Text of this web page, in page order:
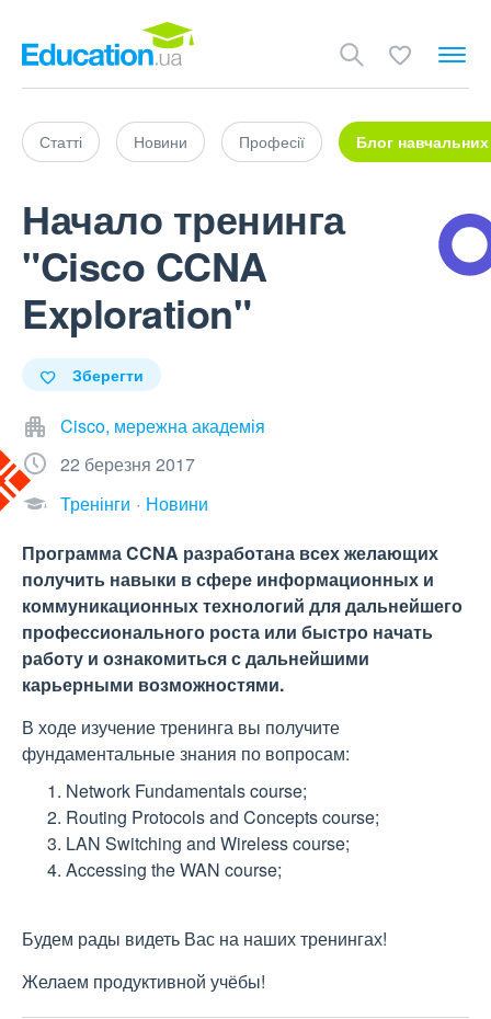
Статті Новини Професії Блог навчальних
Начало тренинга
"Cisco CCNA
Exploration"
Зберегти
Cisco, мережна академія
22 березня 2017
Тренінги
Новини
Программа CCNA разработана всех желающих
получить навыки в сфере информационных и
коммуникационных технологий для дальнейшего
профессионального роста или быстро начать
работу и ознакомиться с дальнейшими
карьерными возможностями.
В ходе изучение тренинга вы получите
фундаментальные знания по вопросам:
Network Fundamentals course;
Routing Protocols and Concepts course;
LAN Switching and Wireless course;
Accessing the WAN course;
Будем рады видеть Вас на наших тренингах!
Желаем продуктивной учёбы!